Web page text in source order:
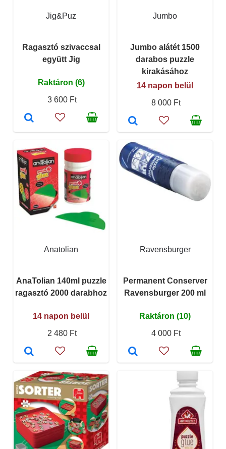
Jig&Puz
Ragasztó szivaccsal
együtt Jig
Raktáron (6)
3 600 Ft
Jumbo
Jumbo alátét 1500
darabos puzzle
kirakásához
14 napon belül
8 000 Ft
Anatolian
AnaTolian 140ml puzzle
ragasztó 2000 darabhoz
14 napon belül
2 480 Ft
Ravensburger
Permanent Conserver
Ravensburger 200 ml
Raktáron (10)
4 000 Ft